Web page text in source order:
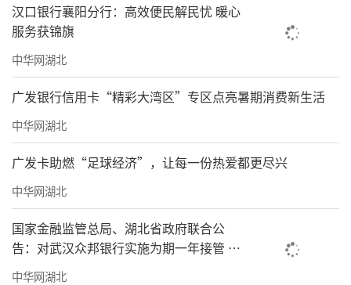
汉口银行襄阳分行：高效便民解民忧 暖心
服务获锦旗
中华网湖北
广发银行信用卡“精彩大湾区”专区点亮暑期消费新生活
中华网湖北
广发卡助燃“足球经济”，让每一份热爱都更尽兴
中华网湖北
国家金融监管总局、湖北省政府联合公
告：对武汉众邦银行实施为期一年接管 汉
口银行承接全部资产负债业务
中华网湖北